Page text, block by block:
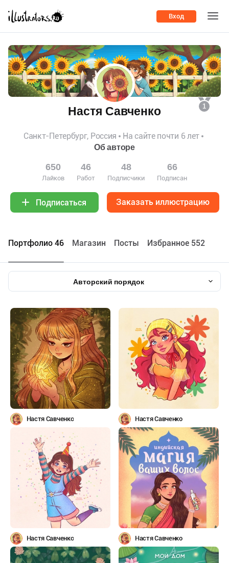
Вход
1
Настя Савченко
Санкт-Петербург, Россия
На сайте почти 6 лет
Об авторе
650
Лайков
46
Работ
48
Подписчики
66
Подписан
Подписаться Заказать иллюстрацию
Портфолио 46 Maгазин Посты Избранное 552
Авторский порядок
Настя Савченко Настя Савченко
Настя Савченко Настя Савченко